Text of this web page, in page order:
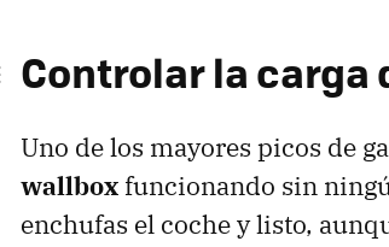
Coordinar lavadora y secadora
Controlar la carga
Uno de los mayores picos de
wallbox funcionando sin
enchufas el coche y listo,